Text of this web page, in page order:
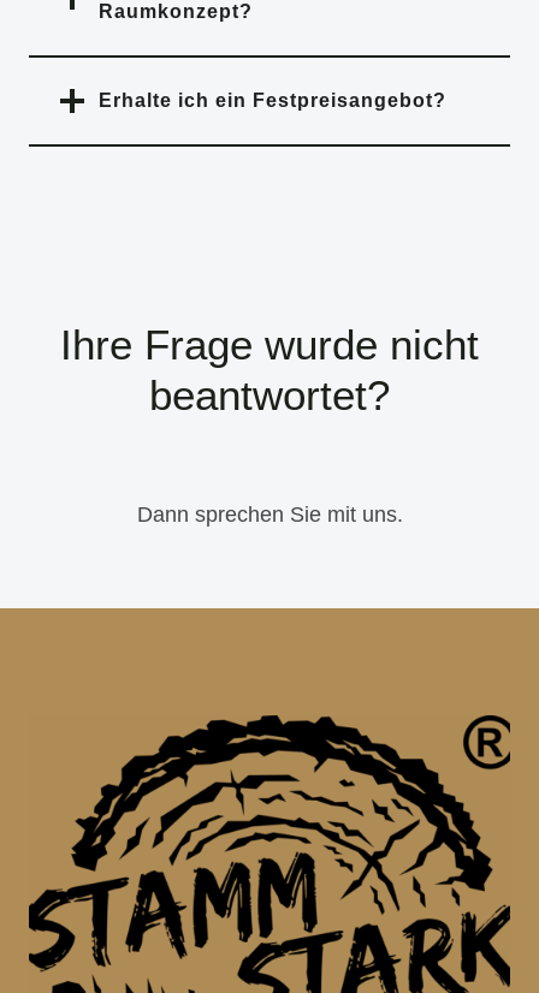
Raumkonzept?
Erhalte ich ein Festpreisangebot?
Ihre Frage wurde nicht
beantwortet?
Dann sprechen Sie mit uns.